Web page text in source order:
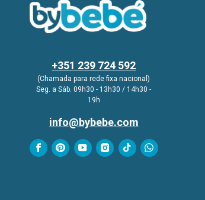
+351 239 724 592
(Chamada para rede fixa nacional)
Seg. a Sáb. 09h30 - 13h30 / 14h30 -
19h
info@bybebe.com